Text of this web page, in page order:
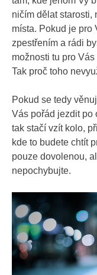
ničím dělat starosti,
místa. Pokud je pro
zpestřením a rádi
možnosti tu pro
Tak proč toho
Pokud se tedy
Vás pořád jezdit po
tak stačí vzít kolo,
kde to budete chtít
pouze dovolenou,
nepochybujte.